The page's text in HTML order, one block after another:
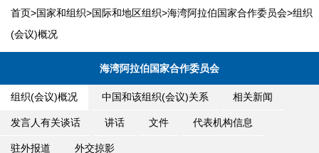
首页>国家和组织>国际和地区组织>海湾阿拉伯国家合作委员会>组织
(会议)概况
海湾阿拉伯国家合作委员会
组织(会议)概况 中国和该组织(会议)关系 相关新闻
发言人有关谈话 讲话 文件 代表机构信息
驻外报道 外交掠影